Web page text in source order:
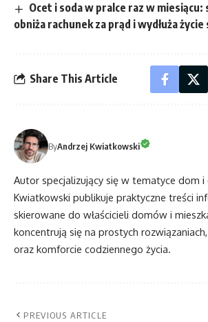
Ocet i soda w pralce raz w
obniża rachunek za prąd i wydłuża
Share This Article
ByAndrzej Kwiatkowski
Autor specjalizujący się w tematyce dom i
Kwiatkowski publikuje praktyczne treści
skierowane do właścicieli domów i
koncentrują się na prostych
oraz komforcie codziennego życia.
PREVIOUS ARTICLE